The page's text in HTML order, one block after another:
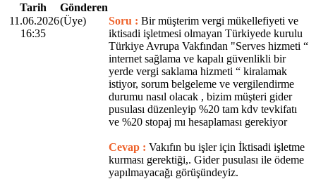
Tarih
Gönderen
11.06.2026
16:35
(Üye) Soru : Bir müşterim vergi mükellefiyeti ve
iktisadi işletmesi olmayan Türkiyede kurulu
Türkiye Avrupa Vakfından "Serves hizmeti “
internet sağlama ve kapalı güvenlikli bir
yerde vergi saklama hizmeti “ kiralamak
istiyor, sorum belgeleme ve vergilendirme
durumu nasıl olacak , bizim müşteri gider
pusulası düzenleyip %20 tam kdv tevkifatı
ve %20 stopaj mı hesaplaması gerekiyor
Cevap : Vakıfın bu işler için İktisadi işletme
kurması gerektiği,. Gider pusulası ile ödeme
yapılmayacağı görüşündeyiz.